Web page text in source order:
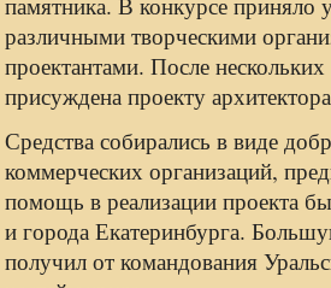
различными творческими
проектантами. После
присуждена проекту
Средства собирались в виде
коммерческих организаций,
помощь в реализации проекта
и города Екатеринбурга.
получил от командования